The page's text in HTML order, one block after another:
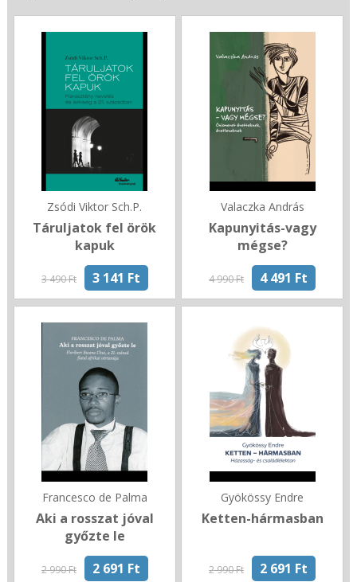
Zsódi Viktor Sch.P.
Táruljatok fel örök
kapuk
3 490 Ft 3 141 Ft
Valaczka András
Kapunyitás-vagy
mégse?
4 990 Ft 4 491 Ft
Francesco de Palma
Aki a rosszat jóval
győzte le
2 990 Ft 2 691 Ft
Gyökössy Endre
Ketten-hármasban
2 990 Ft 2 691 Ft